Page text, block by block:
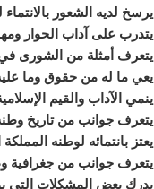
يرسخ لديه الشعور بالانتماء
يتدرب على آداب الحوار
يتعرف أمثلة من الشورى
يعي ما له من حقوق وما
ينمي الآداب والقيم
يتعرف جوانب من تاريخ
يعتز بانتمائه لوطنه المملكة
يتعرف جوانب من جغرافية
يدرك بعض المشكلات التي